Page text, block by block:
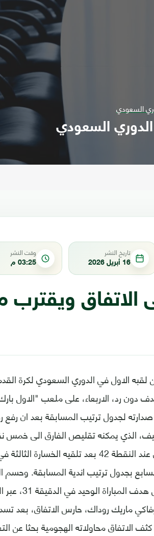
السعودي
السعودي
تاريخ النشر
16 أبريل 2026
وقت النشر
03:25 م
الاتفاق
الذي يمكنه تقليص الفارق الى خمس
بجدول ترتيب اندية المسابقة. وحسم
الاول، بعدما
ماريك روداك، حارس الاتفاق، بعد
الاتفاق محاولاته الهجومية بحثا عن